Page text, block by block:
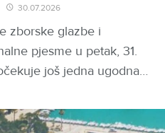
30.07.2026
zborske glazbe i
pjesme u petak, 31.
još jedna ugodna…